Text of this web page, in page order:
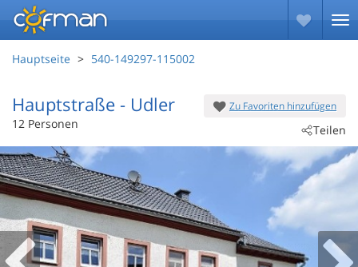
Hauptseite 540-149297-115002
Zu Favoriten hinzufügen
Teilen
Hauptstraße - Udler
12 Personen